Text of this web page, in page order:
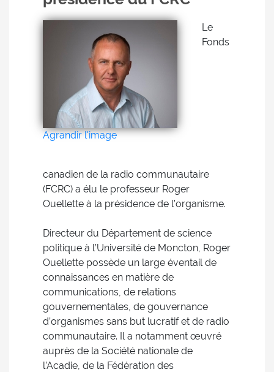
Agrandir l'image
Le
Fonds
canadien de la radio communautaire
(FCRC) a élu le professeur Roger
Ouellette à la présidence de l’organisme.
Directeur du Département de science
politique à l’Université de Moncton, Roger
Ouellette possède un large éventail de
connaissances en matière de
communications, de relations
gouvernementales, de gouvernance
d’organismes sans but lucratif et de radio
communautaire. Il a notamment œuvré
auprès de la Société nationale de
l’Acadie, de la Fédération des